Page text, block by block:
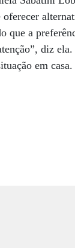
que a
diz ela.
em